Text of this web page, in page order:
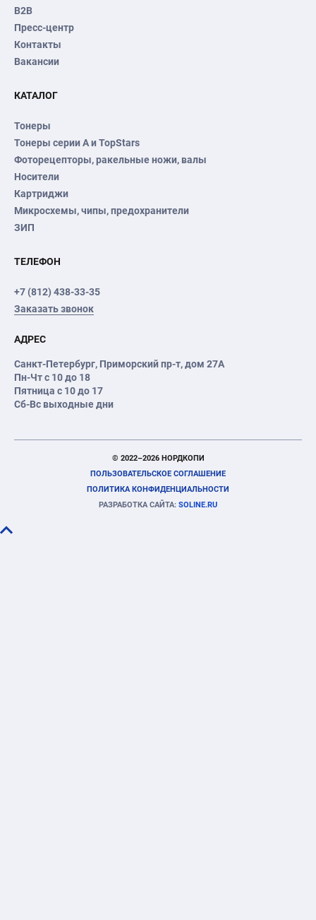
B2B
Пресс-центр
Контакты
Вакансии
КАТАЛОГ
Тонеры
Тонеры серии А и TopStars
Фоторецепторы, ракельные ножи, валы
Носители
Картриджи
Микросхемы, чипы, предохранители
ЗИП
ТЕЛЕФОН
+7 (812) 438-33-35
Заказать звонок
АДРЕС
Санкт-Петербург, Приморский пр-т, дом 27А
Пн-Чт с 10 до 18
Пятница с 10 до 17
Сб-Вс выходные дни
© 2022–2026 НОРДКОПИ
ПОЛЬЗОВАТЕЛЬСКОЕ СОГЛАШЕНИЕ
ПОЛИТИКА КОНФИДЕНЦИАЛЬНОСТИ
РАЗРАБОТКА САЙТА: SOLINE.RU